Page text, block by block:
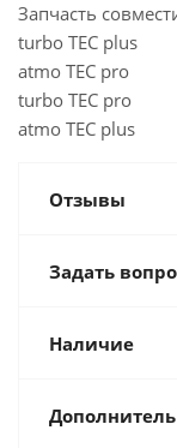
Запчасть
turbo TEC plus
atmo TEC pro
turbo TEC pro
atmo TEC plus
Отзывы
Задать
Наличие